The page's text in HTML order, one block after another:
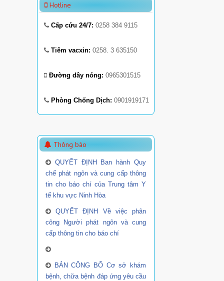
Hotline
Cấp cứu 24/7: 0258 384 9115
Tiêm vacxin: 0258. 3 635150
Đường dây nóng: 0965301515
Phòng Chống Dịch: 0901919171
Thông báo
QUYẾT ĐỊNH Ban hành Quy
chế phát ngôn và cung cấp thông
tin cho báo chí của Trung tâm Y
tế khu vực Ninh Hòa
QUYẾT ĐỊNH Về việc phân
công Người phát ngôn và cung
cấp thông tin cho báo chí
BẢN CÔNG BỐ Cơ sở khám
bệnh, chữa bệnh đáp ứng yêu cầu